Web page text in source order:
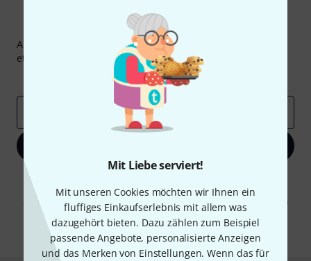
Mit Liebe serviert!
Mit unseren Cookies möchten wir Ihnen ein
fluffiges Einkaufserlebnis mit allem was
dazugehört bieten. Dazu zählen zum Beispiel
passende Angebote, personalisierte Anzeigen
und das Merken von Einstellungen. Wenn das für
Thomann Newsletter
Abonniere den Thomann Newsletter und gewinne mit
etwas Glück einen von50 Gutscheinenüber jeweils
Inspirierende Beiträge
Deals
Mit Klick auf „Jetzt anmelden“ stimmen Sie dem Erhalt von E-Mail-
Werbung und einer Messung des E-Mail-Nutzungsverhaltens zu. Die
Abmeldung ist jederzeit möglich. Weitere Informationen finden Sie in
unserenDatenschutzhinweisen.
* Pflichtfeld